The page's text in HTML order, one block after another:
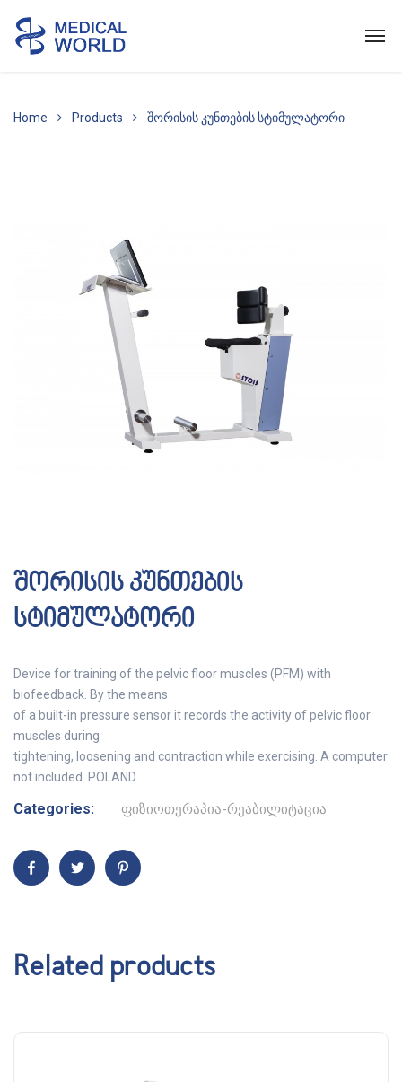
Home Products შორისის კუნთების სტიმულატორი
შორისის კუნთების
სტიმულატორი
Device for training of the pelvic floor muscles (PFM) with
biofeedback. By the means
of a built-in pressure sensor it records the activity of pelvic floor
muscles during
tightening, loosening and contraction while exercising. A computer
not included. POLAND
Categories: ფიზიოთერაპია-რეაბილიტაცია
Related products